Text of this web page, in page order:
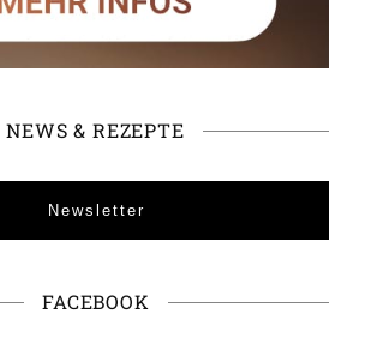
NEWS & REZEPTE
Newsletter
FACEBOOK